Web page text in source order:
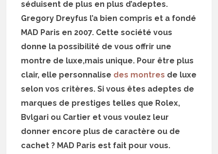
séduisent de plus en plus d’adeptes.
Gregory Dreyfus l’a bien compris et a fondé
MAD Paris en 2007. Cette société vous
donne la possibilité de vous offrir une
montre de luxe,mais unique. Pour être plus
clair, elle personnalise des montres de luxe
selon vos critères. Si vous êtes adeptes de
marques de prestiges telles que Rolex,
Bvlgari ou Cartier et vous voulez leur
donner encore plus de caractère ou de
cachet ? MAD Paris est fait pour vous.